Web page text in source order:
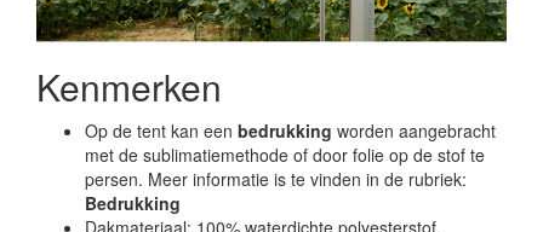
Kenmerken
Op de tent kan een bedrukking worden aangebracht
met de sublimatiemethode of door folie op de stof te
persen. Meer informatie is te vinden in de rubriek:
Bedrukking
Dakmateriaal: 100% waterdichte polyesterstof,